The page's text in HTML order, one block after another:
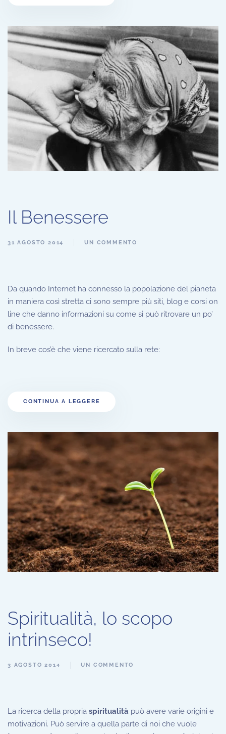
Il Benessere
31 AGOSTO 2014 UN COMMENTO
Da quando Internet ha connesso la popolazione del pianeta
in maniera così stretta ci sono sempre più siti, blog e corsi on
line che danno informazioni su come si può ritrovare un po’
di benessere.
In breve cos’è che viene ricercato sulla rete:
CONTINUA A LEGGERE
Spiritualità, lo scopo
intrinseco!
3 AGOSTO 2014 UN COMMENTO
La ricerca della propria spiritualità può avere varie origini e
motivazioni. Può servire a quella parte di noi che vuole